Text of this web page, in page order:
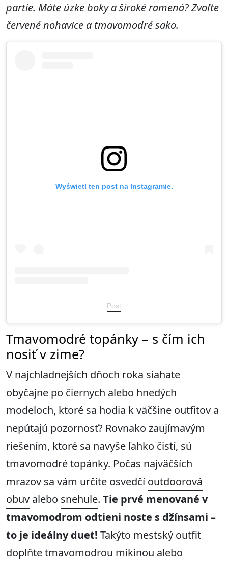
partie. Máte úzke boky a široké ramená? Zvoľte
červené nohavice a tmavomodré sako.
Wyświetl ten post na Instagramie.
Post
Tmavomodré topánky – s čím ich
nosiť v zime?
V najchladnejších dňoch roka siahate
obyčajne po čiernych alebo hnedých
modeloch, ktoré sa hodia k väčšine outfitov a
nepútajú pozornosť? Rovnako zaujímavým
riešením, ktoré sa navyše ľahko čistí, sú
tmavomodré topánky. Počas najväčších
mrazov sa vám určite osvedčíoutdoorová
obuv alebo snehule. Tie prvé menované v
tmavomodrom odtieni noste s džínsami –
to je ideálny duet! Takýto mestský outfit
doplňte tmavomodrou mikinou alebo